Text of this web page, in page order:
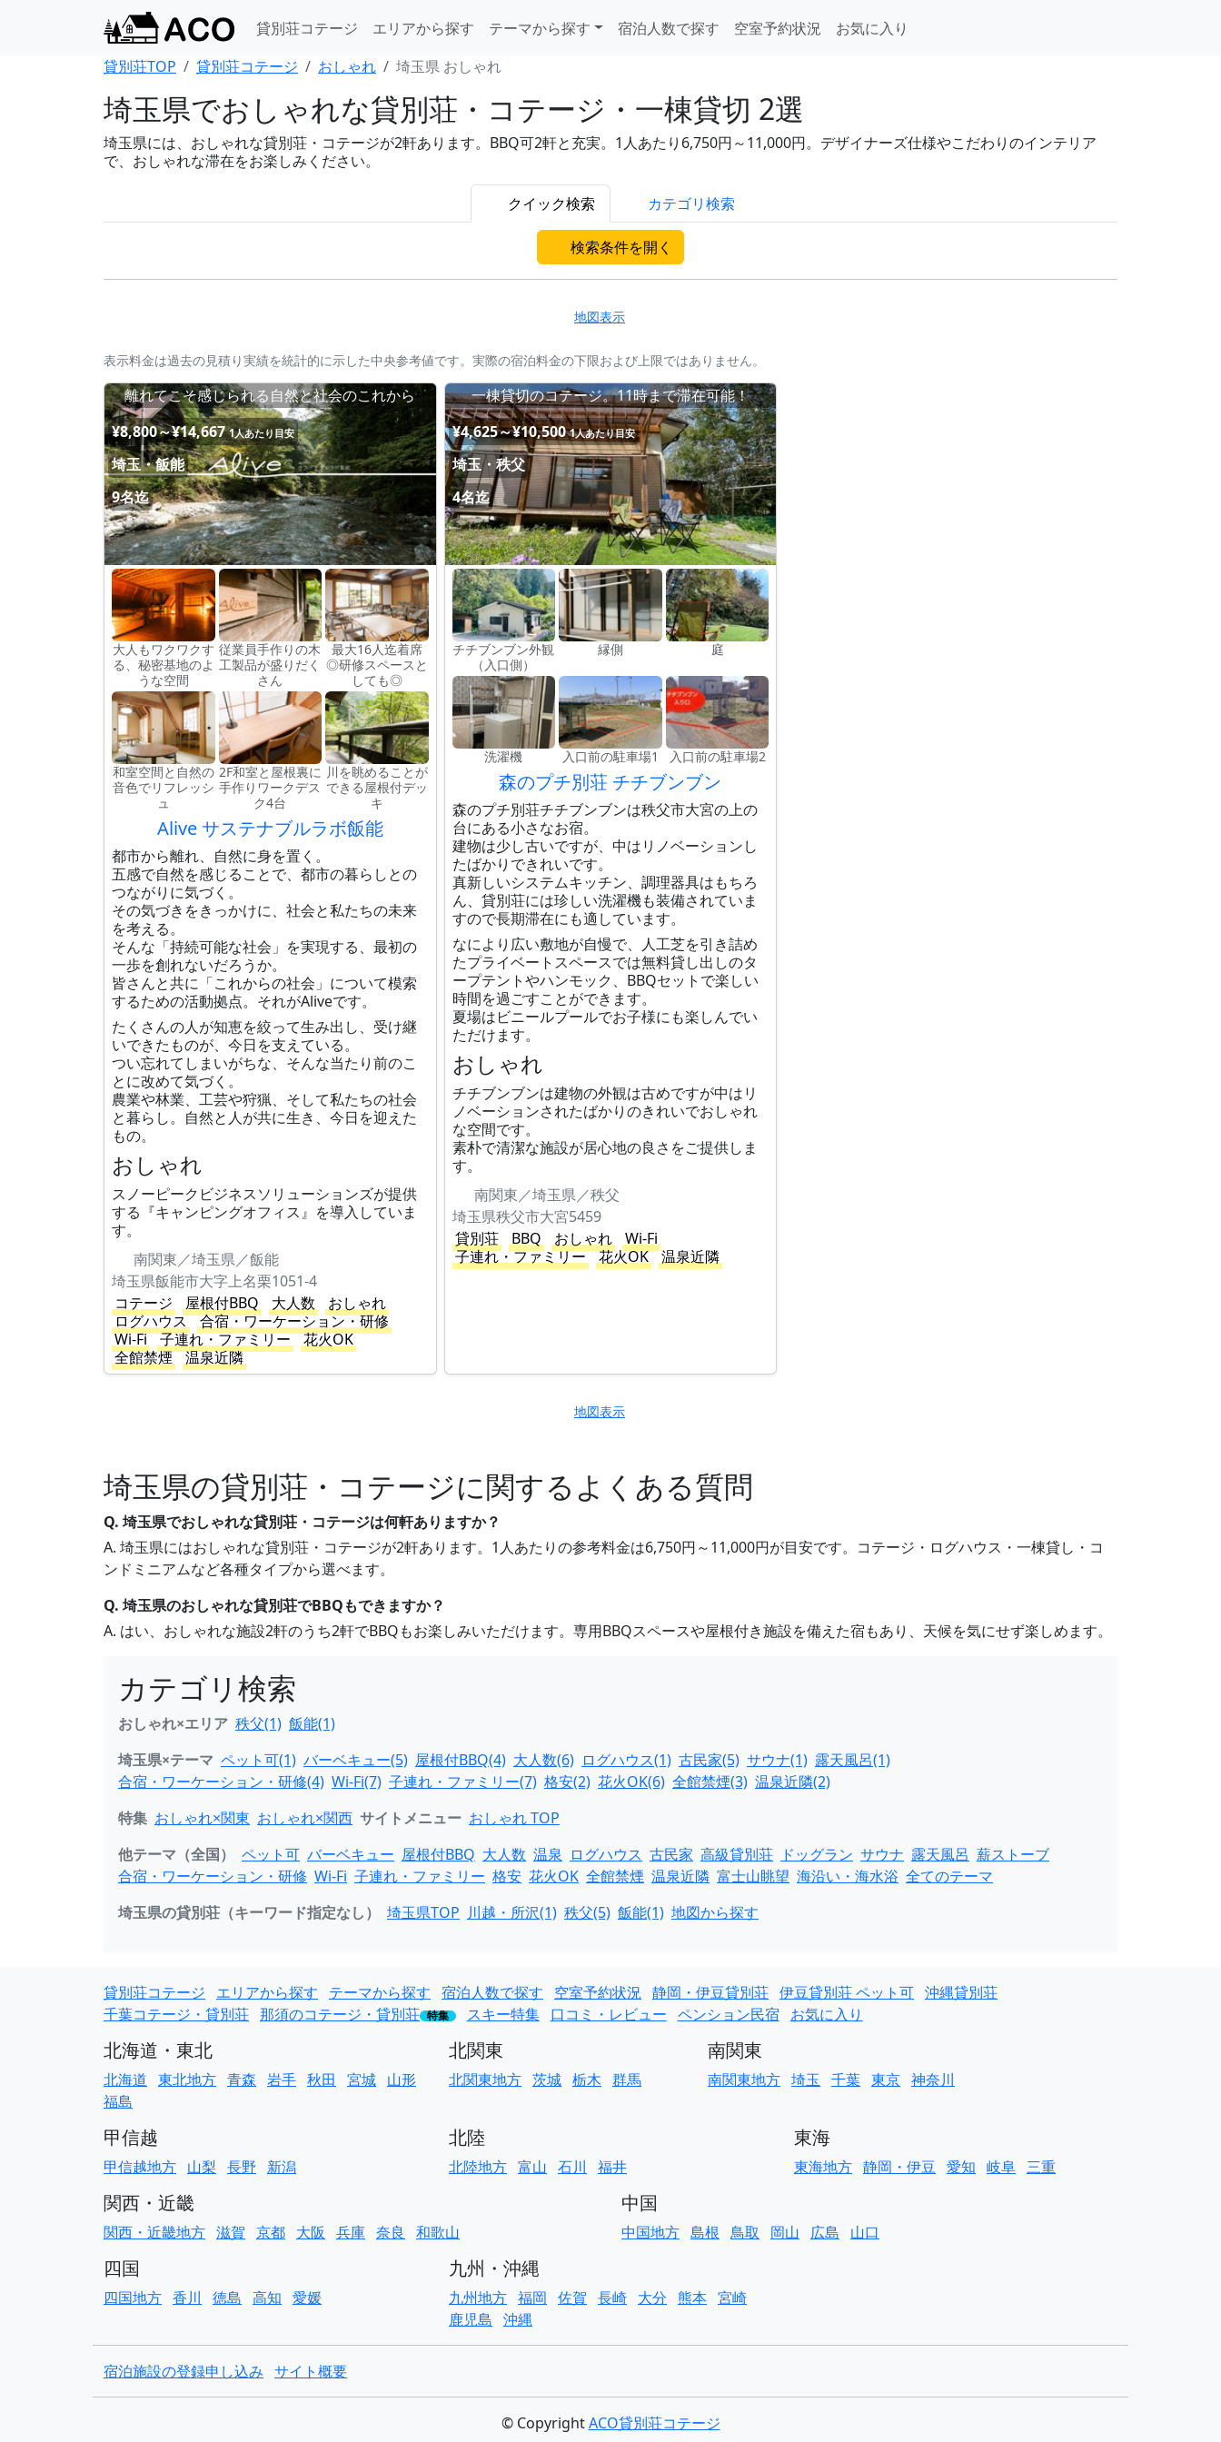
貸別荘コテージ エリアから探す テーマから探す 宿泊人数で探す 空室予約状況
お気に入り
貸別荘TOP
貸別荘コテージ おしゃれ 埼玉県 おしゃれ
埼玉県でおしゃれな貸別荘・コテージ・一棟貸切 2選
埼玉県には、おしゃれな貸別荘・コテージが2軒あります。BBQ可2軒と充実。1人あたり6,750円～11,000円。デザイナーズ仕様やこだわりのインテリア
で、おしゃれな滞在をお楽しみください。
クイック検索 カテゴリ検索
検索条件を開く
地図表示
表示料金は過去の見積り実績を統計的に示した中央参考値です。実際の宿泊料金の下限および上限ではありません。
離れてこそ感じられる自然と社会のこれから
¥8,800～¥14,667 1人あたり目安
埼玉・飯能
9名迄
大人もワクワクす
る、秘密基地のよ
うな空間
従業員手作りの木
工製品が盛りだく
さん
最大16人迄着席
◎研修スペースと
しても◎
和室空間と自然の
音色でリフレッシ
ュ
2F和室と屋根裏に
手作りワークデス
ク4台
川を眺めることが
できる屋根付デッ
キ
Alive サステナブルラボ飯能
都市から離れ、自然に身を置く。
五感で自然を感じることで、都市の暮らしとの
つながりに気づく。
その気づきをきっかけに、社会と私たちの未来
を考える。
そんな「持続可能な社会」を実現する、最初の
一歩を創れないだろうか。
皆さんと共に「これからの社会」について模索
するための活動拠点。それがAliveです。
たくさんの人が知恵を絞って生み出し、受け継
いできたものが、今日を支えている。
つい忘れてしまいがちな、そんな当たり前のこ
とに改めて気づく。
農業や林業、工芸や狩猟、そして私たちの社会
と暮らし。自然と人が共に生き、今日を迎えた
もの。
おしゃれ
スノーピークビジネスソリューションズが提供
する『キャンピングオフィス』を導入していま
す。
南関東／埼玉県／飯能
埼玉県飯能市大字上名栗1051-4
コテージ
屋根付BBQ 大人数
おしゃれ
ログハウス
合宿・ワーケーション・研修
Wi-Fi
子連れ・ファミリー
花火OK
全館禁煙
温泉近隣
一棟貸切のコテージ。11時まで滞在可能！
¥4,625～¥10,500 1人あたり目安
埼玉・秩父
4名迄
チチブンブン外観
（入口側）
縁側 庭
洗濯機 入口前の駐車場1 入口前の駐車場2
森のプチ別荘 チチブンブン
森のプチ別荘チチブンブンは秩父市大宮の上の
台にある小さなお宿。
建物は少し古いですが、中はリノベーションし
たばかりできれいです。
真新しいシステムキッチン、調理器具はもちろ
ん、貸別荘には珍しい洗濯機も装備されていま
すので長期滞在にも適しています。
なにより広い敷地が自慢で、人工芝を引き詰め
たプライベートスペースでは無料貸し出しのタ
ープテントやハンモック、BBQセットで楽しい
時間を過ごすことができます。
夏場はビニールプールでお子様にも楽しんでい
ただけます。
おしゃれ
チチブンブンは建物の外観は古めですが中はリ
ノベーションされたばかりのきれいでおしゃれ
な空間です。
素朴で清潔な施設が居心地の良さをご提供しま
す。
南関東／埼玉県／秩父
埼玉県秩父市大宮5459
貸別荘
BBQ おしゃれ
Wi-Fi
子連れ・ファミリー
花火OK 温泉近隣
地図表示
埼玉県の貸別荘・コテージに関するよくある質問
Q. 埼玉県でおしゃれな貸別荘・コテージは何軒ありますか？
A. 埼玉県にはおしゃれな貸別荘・コテージが2軒あります。1人あたりの参考料金は6,750円～11,000円が目安です。コテージ・ログハウス・一棟貸し・コ
ンドミニアムなど各種タイプから選べます。
Q. 埼玉県のおしゃれな貸別荘でBBQもできますか？
A. はい、おしゃれな施設2軒のうち2軒でBBQもお楽しみいただけます。専用BBQスペースや屋根付き施設を備えた宿もあり、天候を気にせず楽しめます。
カテゴリ検索
おしゃれ×エリア 秩父(1) 飯能(1)
埼玉県×テーマ ペット可(1) バーベキュー(5) 屋根付BBQ(4) 大人数(6) ログハウス(1) 古民家(5) サウナ(1) 露天風呂(1)
合宿・ワーケーション・研修(4) Wi-Fi(7) 子連れ・ファミリー(7) 格安(2) 花火OK(6) 全館禁煙(3) 温泉近隣(2)
特集 おしゃれ×関東 おしゃれ×関西 サイトメニュー おしゃれ TOP
他テーマ（全国）
ペット可 バーベキュー 屋根付BBQ 大人数 温泉 ログハウス 古民家 高級貸別荘 ドッグラン サウナ 露天風呂 薪ストーブ
合宿・ワーケーション・研修 Wi-Fi 子連れ・ファミリー 格安 花火OK 全館禁煙 温泉近隣 富士山眺望 海沿い・海水浴 全てのテーマ
埼玉県の貸別荘（キーワード指定なし）
埼玉県TOP 川越・所沢(1) 秩父(5) 飯能(1) 地図から探す
貸別荘コテージ エリアから探す テーマから探す 宿泊人数で探す 空室予約状況 静岡・伊豆貸別荘 伊豆貸別荘 ペット可 沖縄貸別荘
千葉コテージ・貸別荘 那須のコテージ・貸別荘 特集 スキー特集 口コミ・レビュー ペンション民宿 お気に入り
北海道・東北
北海道 東北地方 青森 岩手 秋田 宮城 山形
福島
北関東
北関東地方 茨城 栃木 群馬
南関東
南関東地方 埼玉 千葉 東京 神奈川
甲信越
甲信越地方 山梨 長野 新潟
北陸
北陸地方 富山 石川 福井
東海
東海地方 静岡・伊豆 愛知 岐阜 三重
関西・近畿
関西・近畿地方 滋賀 京都 大阪 兵庫 奈良 和歌山
中国
中国地方 島根 鳥取 岡山 広島 山口
四国
四国地方 香川 徳島 高知 愛媛
九州・沖縄
九州地方 福岡 佐賀 長崎 大分 熊本 宮崎
鹿児島 沖縄
宿泊施設の登録申し込み サイト概要
© CopyrightACO貸別荘コテージ